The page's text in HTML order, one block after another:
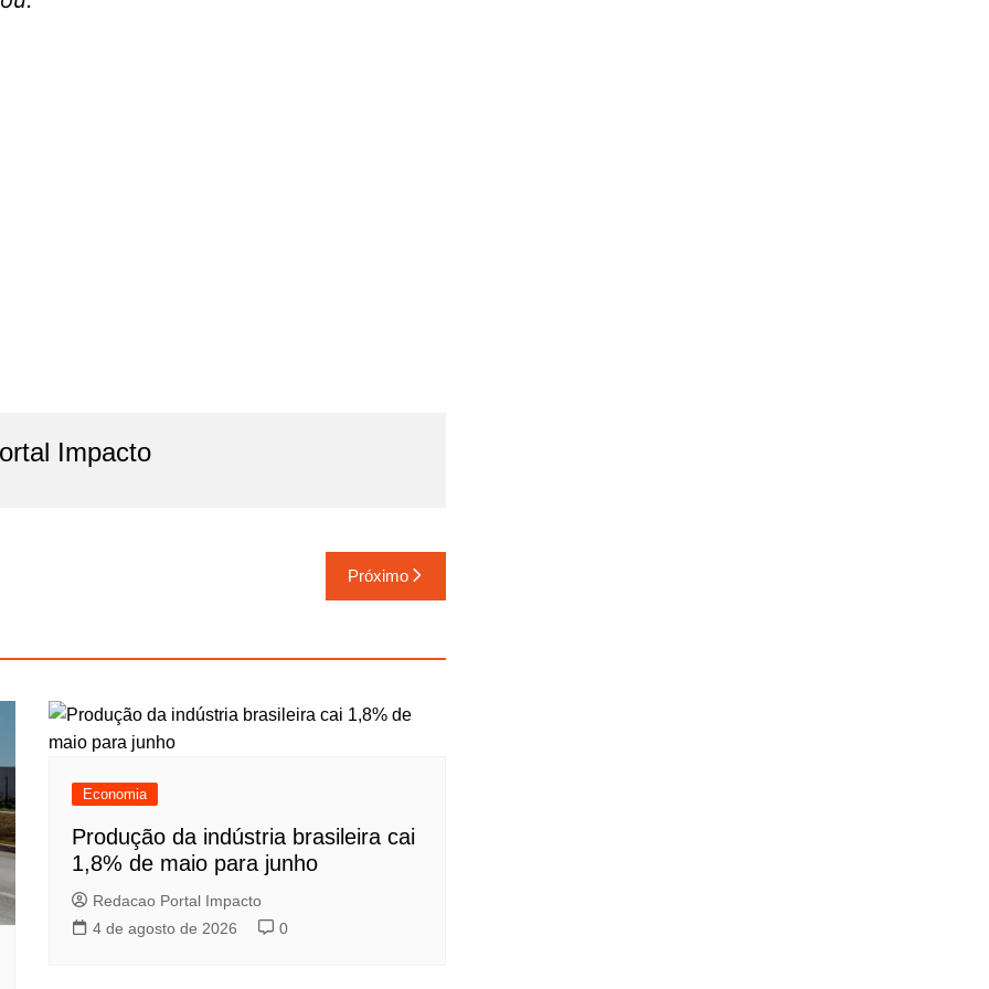
Impacto
Próximo
Economia
Produção da indústria brasileira cai
1,8% de maio para junho
Redacao Portal Impacto
4 de agosto de 2026
0